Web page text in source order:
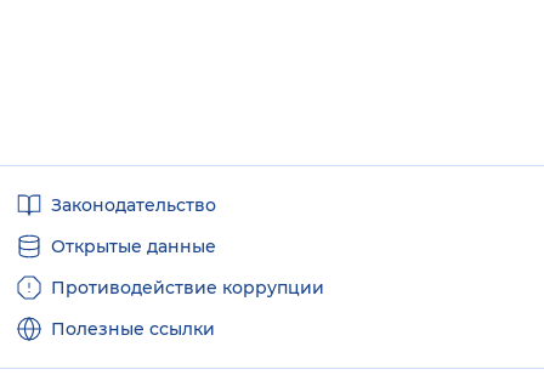
ссылкиЗаконодательство
Открытые данные
Противодействие коррупции
Полезные ссылки